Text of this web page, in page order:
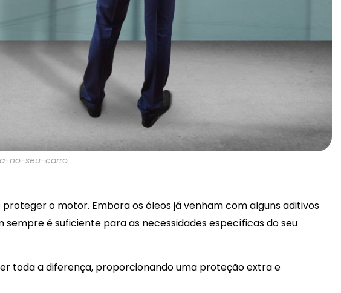
no-seu-carro
o motor. Embora os óleos já venham com alguns aditivos
sempre é suficiente para as necessidades específicas do seu
toda a diferença, proporcionando uma proteção extra e